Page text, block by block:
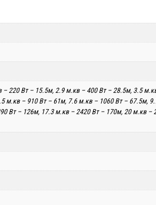
220 Вт – 15.5м, 2.9 м.кв – 400 Вт – 28.5м, 3.5
м.кв – 910 Вт – 61м, 7.6 м.кв – 1060 Вт – 67.5м,
Вт – 126м, 17.3 м.кв – 2420 Вт – 170м, 20 м.кв –